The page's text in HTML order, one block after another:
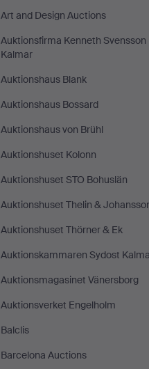
Art and Design Auctions
Auktionsfirma Kenneth Svensson i
Kalmar
Auktionshaus Blank
Auktionshaus Bossard
Auktionshaus von Brühl
Auktionshuset Kolonn
Auktionshuset STO Bohuslän
Auktionshuset Thelin &
Auktionshuset Thörner & Ek
Auktionskammaren Sydost
Auktionsmagasinet Vänersborg
Auktionsverket Engelholm
Balclis
Barcelona Auctions